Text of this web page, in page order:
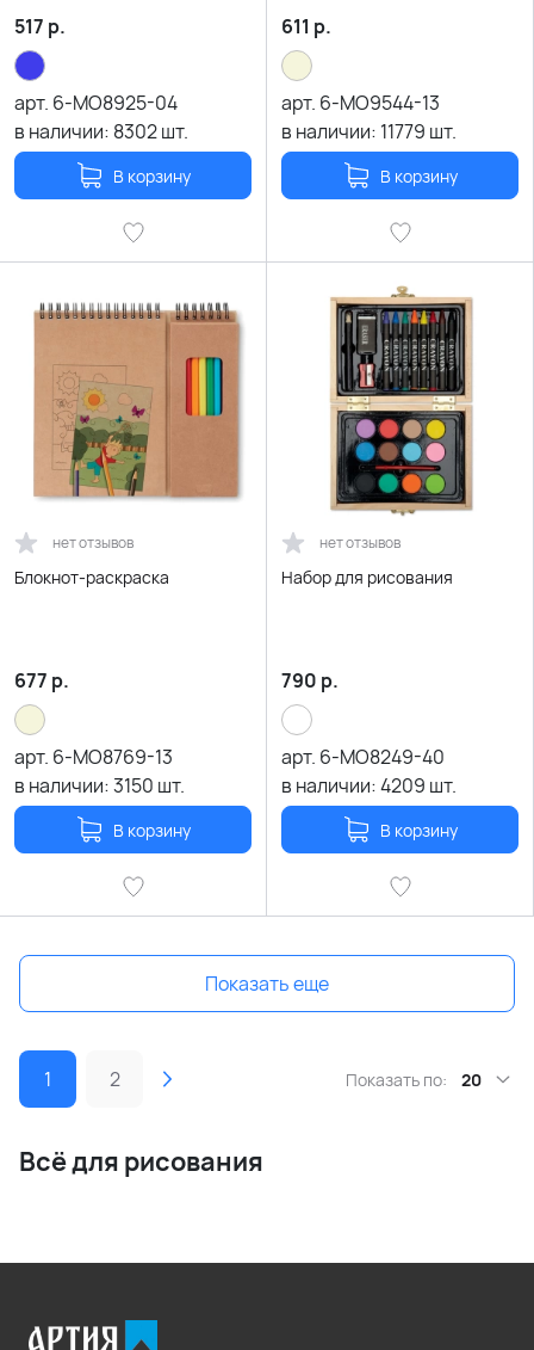
517 р.
арт. 6-MO8925-04
в наличии: 8302шт.
В корзину
611 р.
арт. 6-MO9544-13
в наличии: 11779 шт.
В корзину
нет отзывов
Блокнот-раскраска
677 р.
арт. 6-MO8769-13
в наличии:3150 шт.
В корзину
нет отзывов
Набор для рисования
790 р.
арт. 6-MO8249-40
в наличии:4209 шт.
В корзину
Показать еще
1 2 Показать по: 20
Всё для рисования